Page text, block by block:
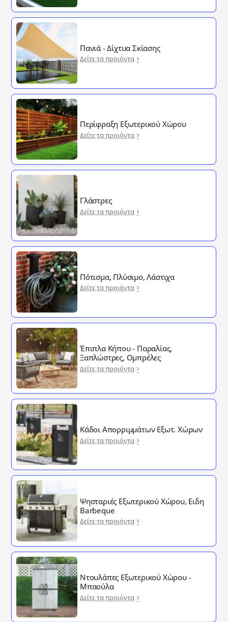
Πανιά - Δίχτυα Σκίασης
Δείτε τα προιόντα
Περίφραξη Εξωτερικού Χώρου
Δείτε τα προιόντα
Γλάστρες
Δείτε τα προιόντα
Πότισμα, Πλύσιμο, Λάστιχα
Δείτε τα προιόντα
Έπιπλα Κήπου - Παραλίας,
Ξαπλώστρες, Ομπρέλες
Δείτε τα προιόντα
Κάδοι Απορριμμάτων Εξωτ. Χώρων
Δείτε τα προιόντα
Ψησταριές Εξωτερικού Χώρου, Ειδη
Barbeque
Δείτε τα προιόντα
Ντουλάπες Εξωτερικού Χώρου -
Μπαούλα
Δείτε τα προιόντα